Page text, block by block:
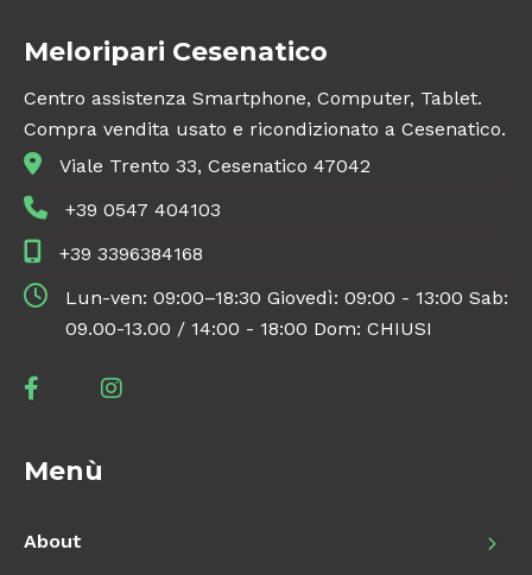
Meloripari Cesenatico
Centro assistenza Smartphone, Computer, Tablet.
Compra vendita usato e ricondizionato a Cesenatico.
Viale Trento 33, Cesenatico 47042
+39 0547 404103
+39 3396384168
Lun-ven: 09:00–18:30 Giovedì: 09:00 - 13:00 Sab:
09.00-13.00 / 14:00 - 18:00 Dom: CHIUSI
Menù
About